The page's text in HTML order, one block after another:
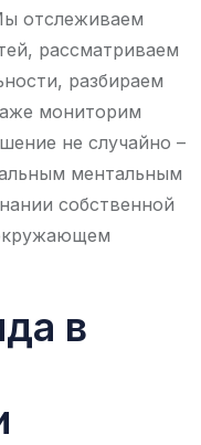
отслеживаем
рассматриваем
разбираем
мониторим
не случайно –
ментальным
собственной
в